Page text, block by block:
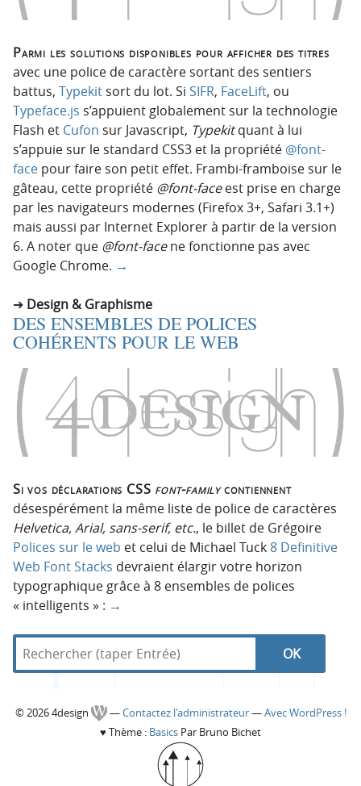
Parmi les solutions disponibles pour afficher des titres
avec une police de caractère sortant des sentiers
battus, Typekit sort du lot. Si SIFR, FaceLift, ou
Typeface.js s’appuient globalement sur la technologie
Flash et Cufon sur Javascript, Typekitquant à lui
s’appuie sur le standard CSS3 et la propriété @font-
face pour faire son petit effet. Frambi-framboise sur le
gâteau, cette propriété @font-faceest prise en charge
par les navigateurs modernes (Firefox 3+, Safari 3.1+)
mais aussi par Internet Explorer à partir de la version
6. A noter que @font-facene fonctionne pas avec
Google Chrome. →
Design & Graphisme
DES ENSEMBLES DE POLICES
COHÉRENTS POUR LE WEB
Si vos déclarations CSS font-familycontiennent
désespérément la même liste de police de caractères
Helvetica, Arial, sans-serif, etc., le billet de Grégoire
Polices sur le web et celui de Michael Tuck8 Definitive
Web Font Stacks devraient élargir votre horizon
typographique grâce à 8 ensembles de polices
« intelligents » : →
N
R
R
e
d
4
C
© 2026 4design —Contactez l'administrateur—Avec WordPress !
♥ Thème : Basics Par Bruno Bichet